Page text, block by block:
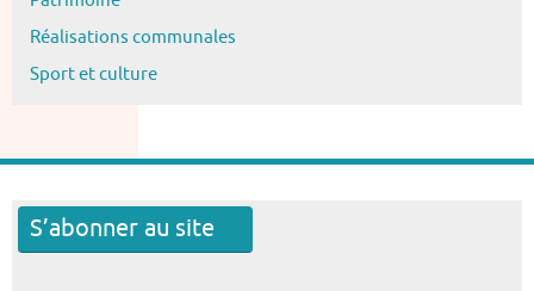
Réalisations communales
Sport et culture
S’abonner au site